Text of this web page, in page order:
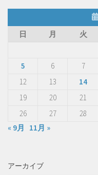
日
月 火
5
6 7
12
13 14
19
20 21
26
27 28
« 9月
11月 »
アーカイブ